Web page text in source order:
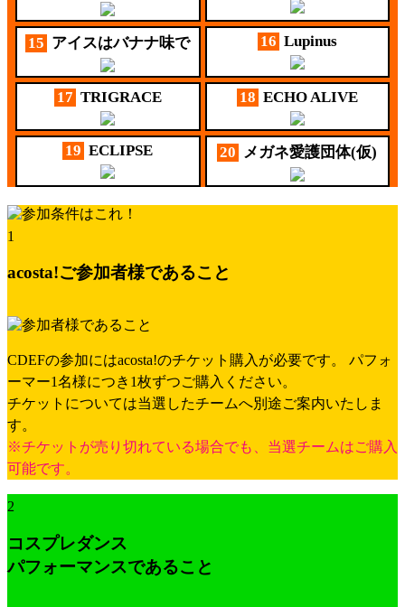
15 アイスはバナナ味で 16 Lupinus
17 TRIGRACE 18 ECHO ALIVE
19 ECLIPSE 20 メガネ愛護団体(仮)
1
acosta!ご参加者様であること
CDEFの参加にはacosta!のチケット購入が必要です。 パフォ
ーマー1名様につき1枚ずつご購入ください。
チケットについては当選したチームへ別途ご案内いたしま
す。
※チケットが売り切れている場合でも、当選チームはご購入
可能です。
2
コスプレダンス
パフォーマンスであること